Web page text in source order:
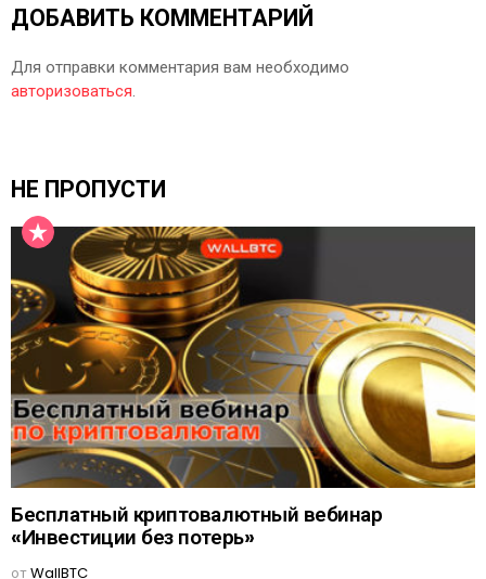
ДОБАВИТЬ КОММЕНТАРИЙ
Для отправки комментария вам необходимо
авторизоваться.
НЕ ПРОПУСТИ
Бесплатный криптовалютный вебинар
«Инвестиции без потерь»
отWallBTC